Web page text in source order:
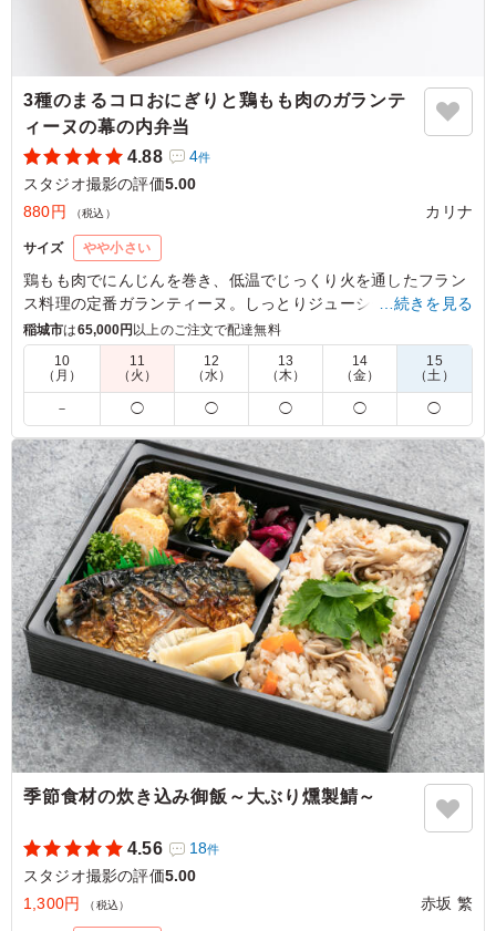
3種のまるコロおにぎりと鶏もも肉のガランテ
ィーヌの幕の内弁当
4.88
4件
スタジオ撮影の評価5.00
880円
（税込） カリナ
サイズ やや小さい
鶏もも肉でにんじんを巻き、低温でじっくり火を通したフラン
ス料理の定番ガランティーヌ。しっとりジューシーな仕上がり
に、オリジナルのトマトソースが爽やかな酸味とコクを添える
一品です。かわいい3種のまるコロおにぎりと、すべて手作り
のこだわり和洋惣菜が自慢のお弁当です。
※おにぎりの種類を下記の組み合わせからお選びいただけま
す。
「A：生ハムオリーブのおにぎり・梅おかかのおにぎり・コー
ンのおにぎり」
「B：さくらにぎり、ゆかりれんこんのおにぎり、青のりのお
にぎり」
「C：おかかチーズのおにぎり・オリーブ味噌のおにぎり・サ
バカレーのおにぎり」
※写真は「C：おかかチーズのおにぎり・オリーブ味噌のおに
ぎり・サバカレーのおにぎり」です。
5.0
冷めたままでも味付けがしっかりしていておいしく食べら
れました。 多すぎず少なすぎない適度なボリューム感
で、栄養バランスも考えられており彩もよく、女性にも好
評でした。 メインの鳥肉の煮込みがとてもおいしかった
です。
ご利用シーン：ロケ・撮影›
東京都渋谷区広尾2026/01/13
…続きを見る
稲城市は65,000円以上のご注文で配達無料
10
（月）
11
（火）
12
（水）
13
（木）
14
（金）
15
（土）
－ ◯ ◯ ◯ ◯ ◯
季節食材の炊き込み御飯～大ぶり燻製鯖～
4.56 18件
スタジオ撮影の評価5.00
1,300円
（税込） 赤坂 繁